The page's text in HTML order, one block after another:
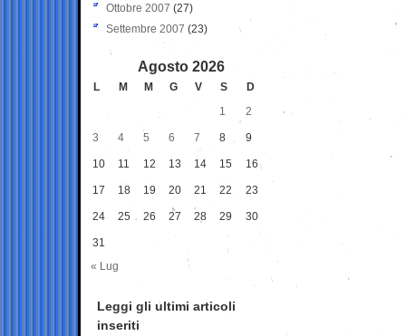
Ottobre 2007 (27)
Settembre 2007 (23)
Agosto 2026
L M M G V S
D
1
2
3 4 5 6 7 8 9
10 11 12 13 14 15 16
17 18 19 20 21 22 23
24 25 26 27 28 29 30
31
« Lug
Leggi gli ultimi articoli
inseriti